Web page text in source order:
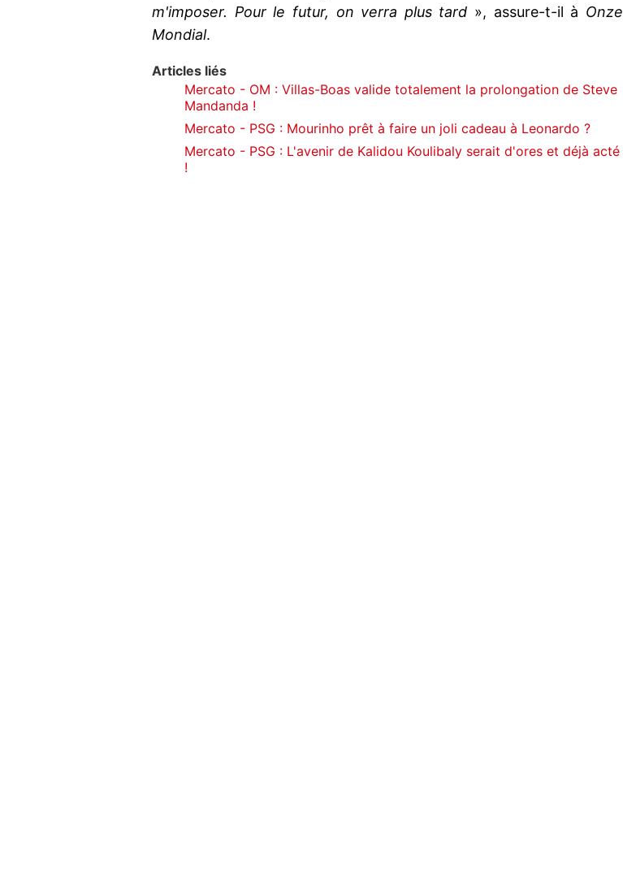
m'imposer. Pour le futur, on verra plus tard », assure-t-il à Onze
Mondial.
Articles liés
Mercato - OM : Villas-Boas valide totalement la prolongation de Steve
Mandanda !
Mercato - PSG : Mourinho prêt à faire un joli cadeau à Leonardo ?
Mercato - PSG : L'avenir de Kalidou Koulibaly serait d'ores et déjà acté
!